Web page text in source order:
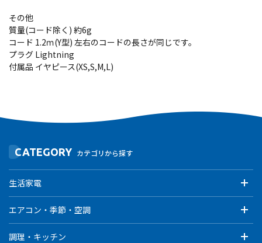
その他
質量(コード除く) 約6g
コード 1.2ｍ(Y型) 左右のコードの長さが同じです。
プラグ Lightning
付属品 イヤピース(XS,S,M,L)
CATEGORY カテゴリから探す
生活家電
エアコン・季節・空調
調理・キッチン